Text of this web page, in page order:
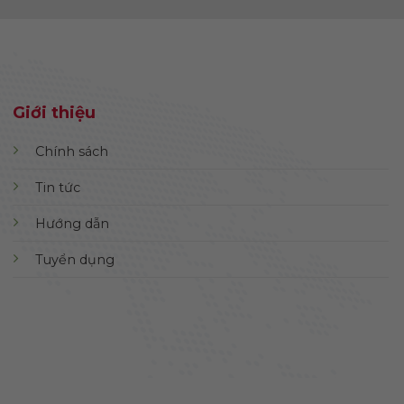
Giới thiệu
Chính sách
Tin tức
Hướng dẫn
Tuyển dụng